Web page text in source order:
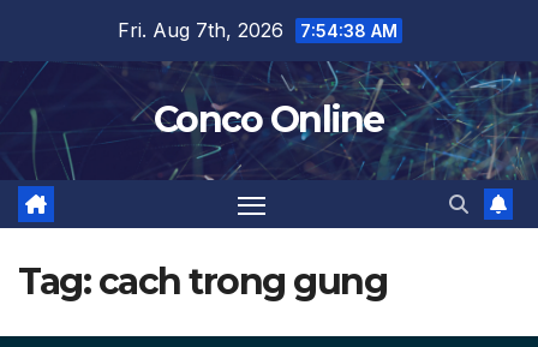
content
Fri. Aug 7th, 2026 7:54:39 AM
Conco Online
Tag:cach trong gung